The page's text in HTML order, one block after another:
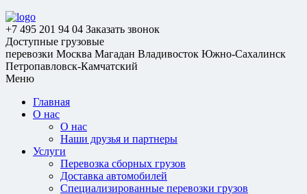
+7 495 201 94 04 Заказать звонок
Доступные грузовые
перевозки Москва Магадан Владивосток Южно-Сахалинск
Петропавловск-Камчатский
Меню
Главная
О нас
О нас
Наши друзья и партнеры
Услуги
Перевозка сборных грузов
Доставка автомобилей
Специализированные перевозки грузов